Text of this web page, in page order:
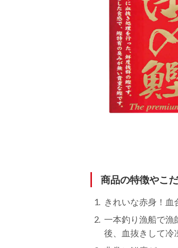
商品の特徴やこ
きれいな赤身！血
一本釣り漁船で漁
後、血抜きして冷